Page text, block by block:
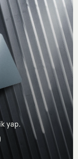
yap.